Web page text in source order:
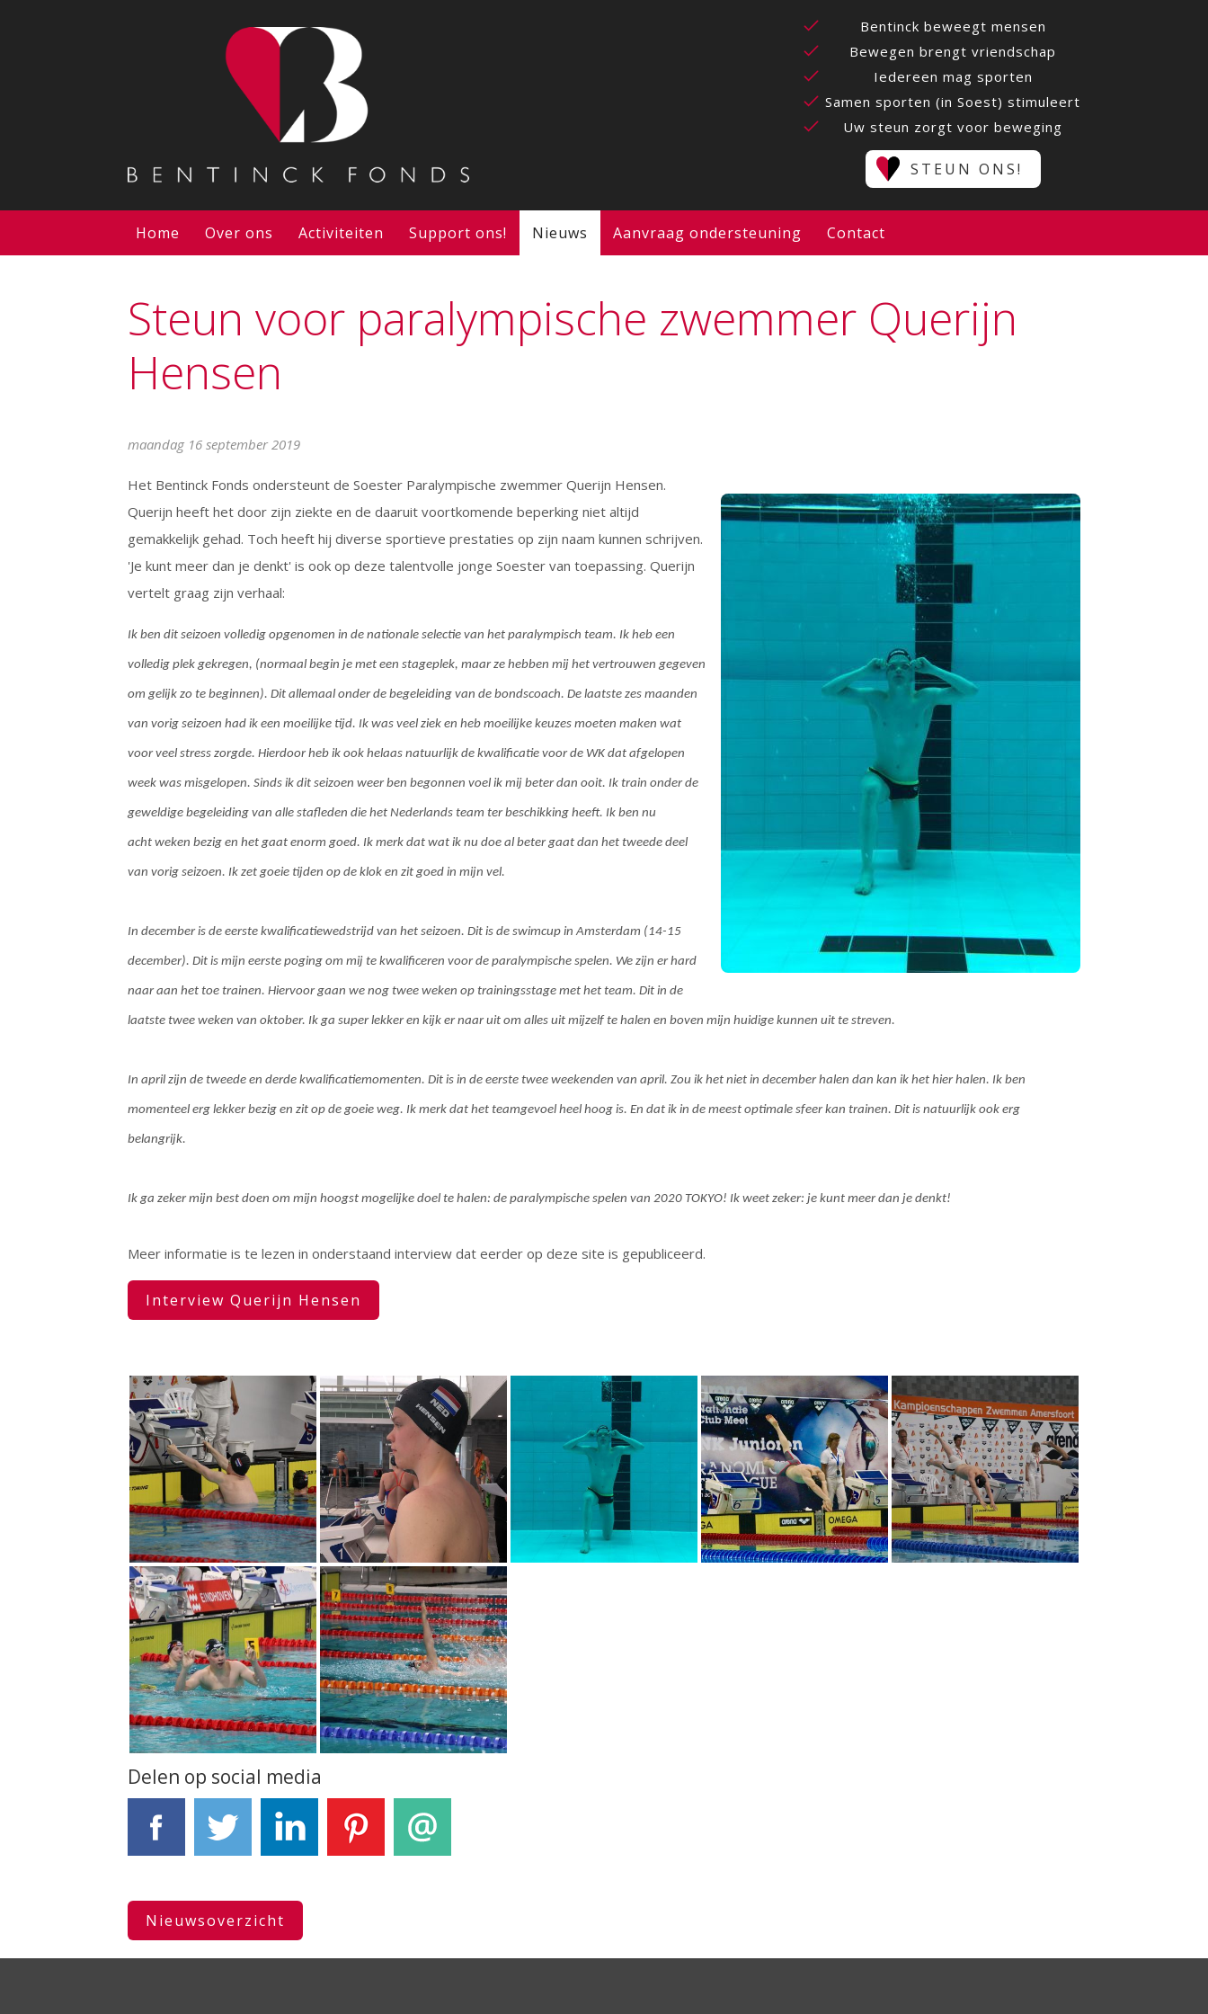
Bentinck beweegt mensen
Bewegen brengt vriendschap
Iedereen mag sporten
Samen sporten (in Soest) stimuleert
Uw steun zorgt voor beweging
STEUN ONS!
Home Over ons Activiteiten Support ons! Nieuws Aanvraag ondersteuning Contact
Steun voor paralympische zwemmer Querijn
Hensen
maandag 16 september 2019
Het Bentinck Fonds ondersteunt de Soester Paralympische zwemmer Querijn Hensen.
Querijn heeft het door zijn ziekte en de daaruit voortkomende beperking niet altijd
gemakkelijk gehad. Toch heeft hij diverse sportieve prestaties op zijn naam kunnen schrijven.
'Je kunt meer dan je denkt' is ook op deze talentvolle jonge Soester van toepassing. Querijn
vertelt graag zijn verhaal:
Ik ben dit seizoen volledig opgenomen in de nationale selectie van het paralympisch team. Ik heb een
volledig plek gekregen, (normaal begin je met een stageplek, maar ze hebben mij het vertrouwen gegeven
om gelijk zo te beginnen). Dit allemaal onder de begeleiding van de bondscoach. De laatste zes maanden
van vorig seizoen had ik een moeilijke tijd. Ik was veel ziek en heb moeilijke keuzes moeten maken wat
voor veel stress zorgde. Hierdoor heb ik ook helaas natuurlijk de kwalificatie voor de WK dat afgelopen
week was misgelopen. Sinds ik dit seizoen weer ben begonnen voel ik mij beter dan ooit. Ik train onder de
geweldige begeleiding van alle stafleden die het Nederlands team ter beschikking heeft. Ik ben nu
acht weken bezig en het gaat enorm goed. Ik merk dat wat ik nu doe al beter gaat dan het tweede deel
van vorig seizoen. Ik zet goeie tijden op de klok en zit goed in mijn vel.
In december is de eerste kwalificatiewedstrijd van het seizoen. Dit is de swimcup in Amsterdam (14-15
december). Dit is mijn eerste poging om mij te kwalificeren voor de paralympische spelen. We zijn er hard
naar aan het toe trainen. Hiervoor gaan we nog twee weken op trainingsstage met het team. Dit in de
laatste twee weken van oktober. Ik ga super lekker en kijk er naar uit om alles uit mijzelf te halen en boven mijn huidige kunnen uit te streven.
In april zijn de tweede en derde kwalificatiemomenten. Dit is in de eerste twee weekenden van april. Zou ik het niet in december halen dan kan ik het hier halen. Ik ben
momenteel erg lekker bezig en zit op de goeie weg. Ik merk dat het teamgevoel heel hoog is. En dat ik in de meest optimale sfeer kan trainen. Dit is natuurlijk ook erg
belangrijk.
Ik ga zeker mijn best doen om mijn hoogst mogelijke doel te halen: de paralympische spelen van 2020 TOKYO! Ik weet zeker: je kunt meer dan je denkt!
Meer informatie is te lezen in onderstaand interview dat eerder op deze site is gepubliceerd.
Interview Querijn Hensen
Delen op social media
Nieuwsoverzicht